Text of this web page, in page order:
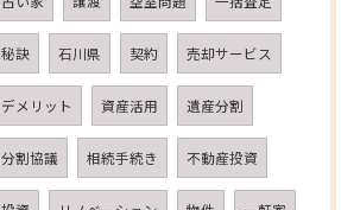
秘訣 石川県 契約 売却サービス
デメリット 資産活用 遺産分割
分割協議 相続手続き 不動産投資